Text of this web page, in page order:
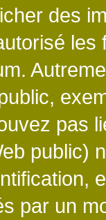
des
pas
public)
par un